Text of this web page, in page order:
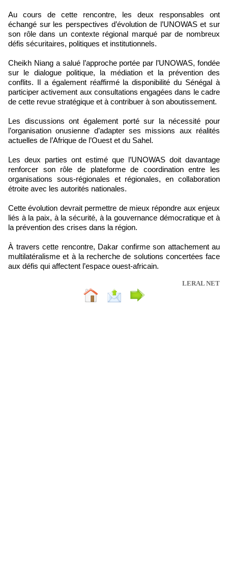
Au cours de cette rencontre, les deux responsables ont
échangé sur les perspectives d’évolution de l’UNOWAS et sur
son rôle dans un contexte régional marqué par de nombreux
défis sécuritaires, politiques et institutionnels.
Cheikh Niang a salué l’approche portée par l’UNOWAS, fondée
sur le dialogue politique, la médiation et la prévention des
conflits. Il a également réaffirmé la disponibilité du Sénégal à
participer activement aux consultations engagées dans le cadre
de cette revue stratégique et à contribuer à son aboutissement.
Les discussions ont également porté sur la nécessité pour
l’organisation onusienne d’adapter ses missions aux réalités
actuelles de l’Afrique de l’Ouest et du Sahel.
Les deux parties ont estimé que l’UNOWAS doit davantage
renforcer son rôle de plateforme de coordination entre les
organisations sous-régionales et régionales, en collaboration
étroite avec les autorités nationales.
Cette évolution devrait permettre de mieux répondre aux enjeux
liés à la paix, à la sécurité, à la gouvernance démocratique et à
la prévention des crises dans la région.
À travers cette rencontre, Dakar confirme son attachement au
multilatéralisme et à la recherche de solutions concertées face
aux défis qui affectent l’espace ouest-africain.
LERAL NET